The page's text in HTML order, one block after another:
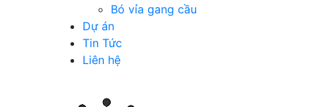
Bó vỉa gang cầu
Dự án
Tin Tức
Liên hệ